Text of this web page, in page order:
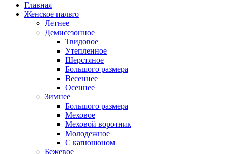
Главная
Женское пальто
Летнее
Демисезонное
Твидовое
Утепленное
Шерстяное
Большого размера
Весеннее
Осеннее
Зимнее
Большого размера
Меховое
Меховой воротник
Молодежное
С капюшоном
Бежевое